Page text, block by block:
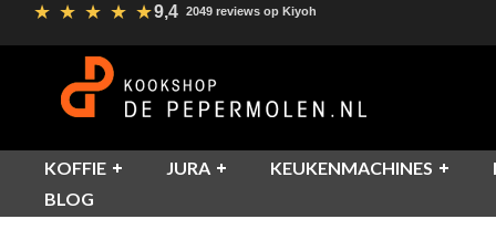
★ ★ ★ ★ ★9,4 2049 reviews op Kiyoh
KOFFIE JURA KEUKENMACHINES
BLOG